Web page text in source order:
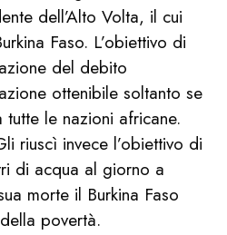
dell’Alto Volta, il cui
Faso. L’obiettivo di
del debito
ottenibile soltanto se
tutte le nazioni africane.
riuscì invece l’obiettivo di
di acqua al giorno a
morte il Burkina Faso
povertà.